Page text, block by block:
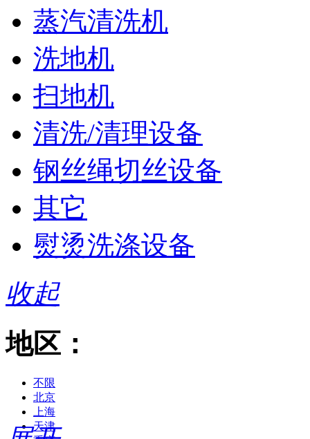
蒸汽清洗机
洗地机
扫地机
清洗/清理设备
钢丝绳切丝设备
其它
熨烫洗涤设备
收起
地区：
不限
北京
上海
天津